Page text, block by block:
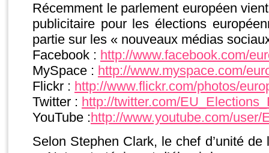
Récemment le parlement européen
publicitaire pour les élections
partie sur les « nouveaux médias
Facebook : http://www.facebook.com/
MySpace : http://www.myspace.com/
Flickr : http://www.flickr.com/photos/
Twitter : http://twitter.com/
YouTube :http://www.youtube.com/user/
Selon Stephen Clark, le chef d’unité